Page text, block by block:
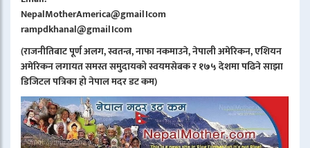
NepalMotherAmerica@gmail।com
rampdkhanal@gmail।com
(राजनीतिबाट पूर्ण अलग, स्वतन्त्र, नाफा नकमाउने, नेपाली अमेरिकन, एशियन
अमेरिकन लगायत समस्त समुदायको स्वयमसेबक र १७५ देशमा पढिने साझा
डिजिटल पत्रिका हो नेपाल मदर डट कम)